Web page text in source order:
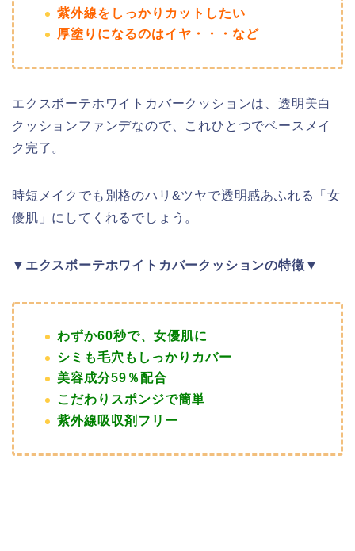
紫外線をしっかりカットしたい
厚塗りになるのはイヤ・・・など
エクスボーテホワイトカバークッションは、透明美白
クッションファンデなので、これひとつでベースメイ
ク完了。
時短メイクでも別格のハリ&ツヤで透明感あふれる「女
優肌」にしてくれるでしょう。
▼エクスボーテホワイトカバークッションの特徴▼
わずか60秒で、女優肌に
シミも毛穴もしっかりカバー
美容成分59％配合
こだわりスポンジで簡単
紫外線吸収剤フリー